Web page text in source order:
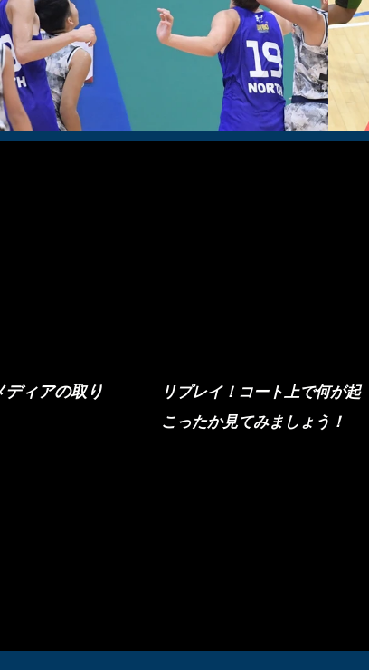
ディアの取り
リプレイ！コート上で何が起
こったか見てみましょう！